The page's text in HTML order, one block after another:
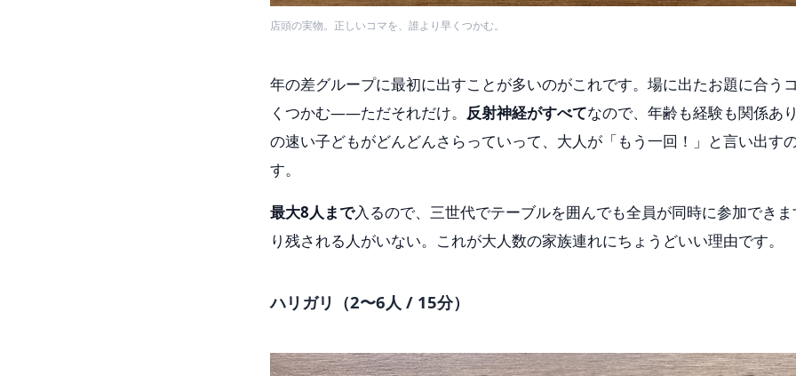
店頭の実物。正しいコマを、誰より早くつかむ。
年の差グループに最初に出すことが多いのがこれです。場に出たお題に合う
くつかむ——ただそれだけ。 反射神経がすべてなので、年齢も経験も関係あ
の速い子どもがどんどんさらっていって、大人が「もう一回！」と言い出す
す。
最大8人まで入るので、三世代でテーブルを囲んでも全員が同時に参加でき
り残される人がいない。これが大人数の家族連れにちょうどいい理由です。
ハリガリ（2〜6人 / 15分）